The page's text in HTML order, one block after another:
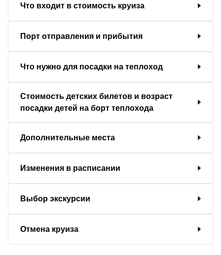
Что входит в стоимость круиза
Порт отправления и прибытия
Что нужно для посадки на теплоход
Стоимость детских билетов и возраст
посадки детей на борт теплохода
Дополнительные места
Изменения в расписании
Выбор экскурсии
Отмена круиза